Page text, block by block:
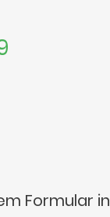
Formular